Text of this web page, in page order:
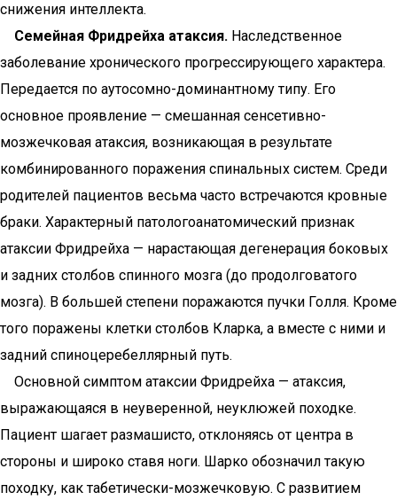
снижения интеллекта.
Семейная Фридрейха атаксия. Наследственное
заболевание хронического прогрессирующего характера.
Передается по аутосомно-доминантному типу. Его
основное проявление — смешанная сенсетивно-
мозжечковая атаксия, возникающая в результате
комбинированного поражения спинальных систем. Среди
родителей пациентов весьма часто встречаются кровные
браки. Характерный патологоанатомический признак
атаксии Фридрейха — нарастающая дегенерация боковых
и задних столбов спинного мозга (до продолговатого
мозга). В большей степени поражаются пучки Голля. Кроме
того поражены клетки столбов Кларка, а вместе с ними и
задний спиноцеребеллярный путь.
Основной симптом атаксии Фридрейха — атаксия,
выражающаяся в неуверенной, неуклюжей походке.
Пациент шагает размашисто, отклоняясь от центра в
стороны и широко ставя ноги. Шарко обозначил такую
походку, как табетически-мозжечковую. С развитием